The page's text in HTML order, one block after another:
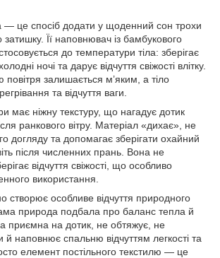
— це спосіб додати у щоденний сон трохи
Її наповнювач із бамбукового
до температури тіла: зберігає
ночі та дарує відчуття свіжості влітку.
повітря залишається м’яким, а тіло
та відчуття ваги.
має ніжну текстуру, що нагадує дотик
ранкового вітру. Матеріал «дихає», не
догляду та допомагає зберігати охайний
після численних прань. Вона не
відчуття свіжості, що особливо
використання.
створює особливе відчуття природного
природа подбала про баланс тепла й
приємна на дотик, не обтяжує, не
й наповнює спальню відчуттям легкості та
елемент постільного текстилю — це